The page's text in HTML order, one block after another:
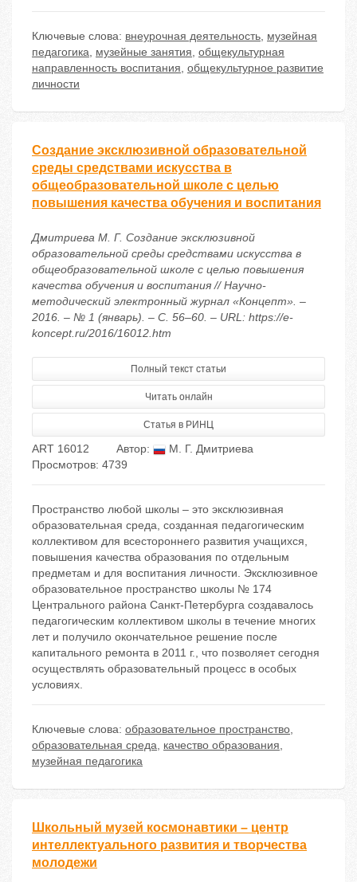
Ключевые слова: внеурочная деятельность, музейная
педагогика, музейные занятия, общекультурная
направленность воспитания, общекультурное развитие
личности
Создание эксклюзивной образовательной
среды средствами искусства в
общеобразовательной школе с целью
повышения качества обучения и воспитания
Дмитриева М. Г. Создание эксклюзивной
образовательной среды средствами искусства в
общеобразовательной школе с целью повышения
качества обучения и воспитания // Научно-
методический электронный журнал «Концепт». –
2016. – № 1 (январь). – С. 56–60. – URL: https://e-
koncept.ru/2016/16012.htm
Полный текст статьи
Читать онлайн
Статья в РИНЦ
ART 16012 Автор:
М. Г. Дмитриева
Просмотров: 4739
Пространство любой школы – это эксклюзивная
образовательная среда, созданная педагогическим
коллективом для всестороннего развития учащихся,
повышения качества образования по отдельным
предметам и для воспитания личности. Эксклюзивное
образовательное пространство школы № 174
Центрального района Санкт-Петербурга создавалось
педагогическим коллективом школы в течение многих
лет и получило окончательное решение после
капитального ремонта в 2011 г., что позволяет сегодня
осуществлять образовательный процесс в особых
условиях.
Ключевые слова: образовательное пространство,
образовательная среда, качество образования,
музейная педагогика
Школьный музей космонавтики – центр
интеллектуального развития и творчества
молодежи